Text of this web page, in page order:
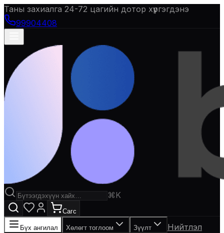
Таны захиалга 24-72 цагийн дотор хүргэгдэнэ
99904408
⌘K
Сагс
Бүх ангилал Хөлөгт тоглоом Зүүлт
Нийтлэл